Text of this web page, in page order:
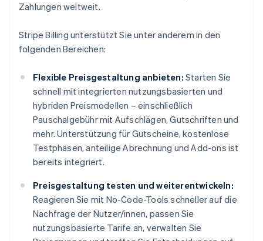
Zahlungen weltweit.
Stripe Billing unterstützt Sie unter anderem in den
folgenden Bereichen:
Flexible Preisgestaltung anbieten: Starten Sie
schnell mit integrierten nutzungsbasierten und
hybriden Preismodellen – einschließlich
Pauschalgebühr mit Aufschlägen, Gutschriften und
mehr. Unterstützung für Gutscheine, kostenlose
Testphasen, anteilige Abrechnung und Add-ons ist
bereits integriert.
Preisgestaltung testen und weiterentwickeln:
Reagieren Sie mit No-Code-Tools schneller auf die
Nachfrage der Nutzer/innen, passen Sie
nutzungsbasierte Tarife an, verwalten Sie